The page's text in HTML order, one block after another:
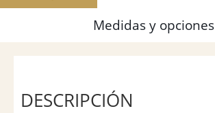
Medidas y opciones
DESCRIPCIÓN